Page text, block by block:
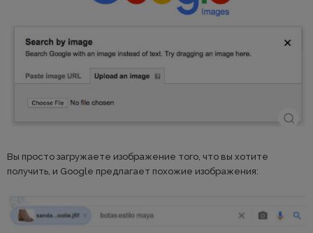
Вы просто загружаете изображение того, что вы хотите
получить, и Google предлагает похожие изображения: